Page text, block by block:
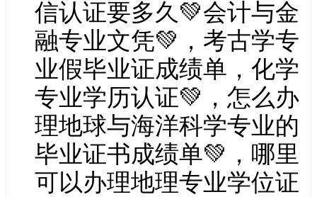
信认证要多久💚会计与金
融专业文凭💚，考古学专
业假毕业证成绩单，化学
专业学历认证💚，怎么办
理地球与海洋科学专业的
毕业证书成绩单💚，哪里
可以办理地理专业学位证